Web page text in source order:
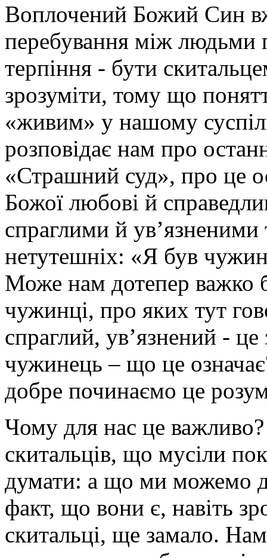
Воплочений Божий Син
перебування між людьми
терпіння - бути
зрозуміти, тому що
«живим» у нашому
розповідає нам про
«Страшний суд», про це
Божої любові й
спраглими й
нетутешніх: «Я був
Може нам дотепер важко
чужинці, про яких тут
спраглий, ув’язнений -
чужинець – що це
добре починаємо це
Чому для нас це
скитальців, що мусіли
думати: а що ми можемо
факт, що вони є, навіть
скитальці, ще замало.